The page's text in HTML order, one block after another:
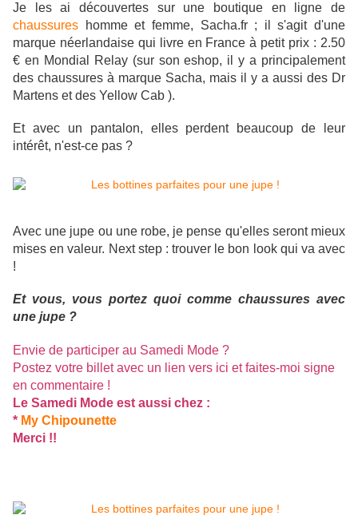
Je les ai découvertes sur une boutique en ligne de
chaussures homme et femme, Sacha.fr ; il s'agit d'une
marque néerlandaise qui livre en France à petit prix : 2.50
€ en Mondial Relay (sur son eshop, il y a principalement
des chaussures à marque Sacha, mais il y a aussi des Dr
Martens et des Yellow Cab ).
Et avec un pantalon, elles perdent beaucoup de leur
intérêt, n'est-ce pas ?
Avec une jupe ou une robe, je pense qu'elles seront mieux
mises en valeur. Next step : trouver le bon look qui va avec
!
Et vous, vous portez quoi comme chaussures avec
une jupe ?
Envie de participer au Samedi Mode ?
Postez votre billet avec un lien vers ici et faites-moi signe
en commentaire !
Le Samedi Mode est aussi chez :
* My Chipounette
Merci !!